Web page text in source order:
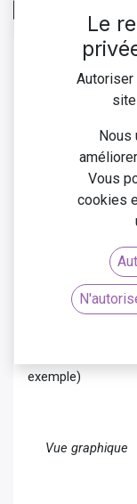
Analyse
Dans Odoo,
personnalisation
paramètres pour
souplesse
expérience
transformant la
intuitive et sur
Dans le menu
défaut sur le
exemple)
Vue graphique
Le
Nous
Vous
cookies